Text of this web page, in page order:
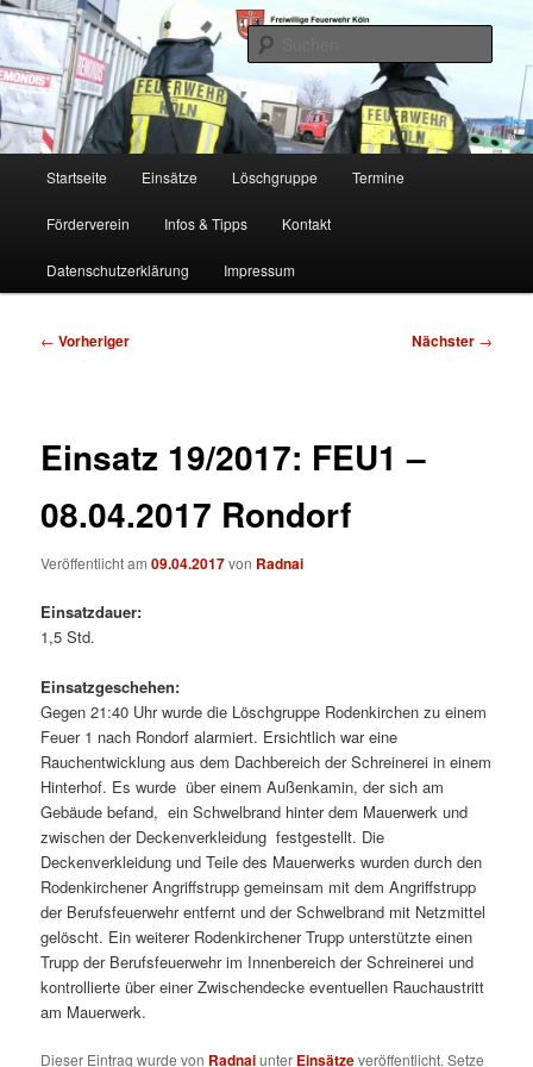
Zum
primären
Inhalt
springenFF Köln, LG RD
Freiwillige Feuerwehr Köln, Löschgruppe Rodenkirchen
Startseite Einsätze Löschgruppe Termine
Förderverein Infos & Tipps Kontakt
Datenschutzerklärung Impressum
Beitragsnavigation
← Vorheriger Nächster →
Einsatz 19/2017: FEU1 –
08.04.2017 Rondorf
Veröffentlicht am09.04.2017von Radnai
Einsatzdauer:
1,5 Std.
Einsatzgeschehen:
Gegen 21:40 Uhr wurde die Löschgruppe Rodenkirchen zu einem
Feuer 1 nach Rondorf alarmiert. Ersichtlich war eine
Rauchentwicklung aus dem Dachbereich der Schreinerei in einem
Hinterhof. Es wurde über einem Außenkamin, der sich am
Gebäude befand, ein Schwelbrand hinter dem Mauerwerk und
zwischen der Deckenverkleidung festgestellt. Die
Deckenverkleidung und Teile des Mauerwerks wurden durch den
Rodenkirchener Angriffstrupp gemeinsam mit dem Angriffstrupp
der Berufsfeuerwehr entfernt und der Schwelbrand mit Netzmittel
gelöscht. Ein weiterer Rodenkirchener Trupp unterstützte einen
Trupp der Berufsfeuerwehr im Innenbereich der Schreinerei und
kontrollierte über einer Zwischendecke eventuellen Rauchaustritt
am Mauerwerk.
Dieser Eintrag wurde von Radnaiunter Einsätzeveröffentlicht. Setze